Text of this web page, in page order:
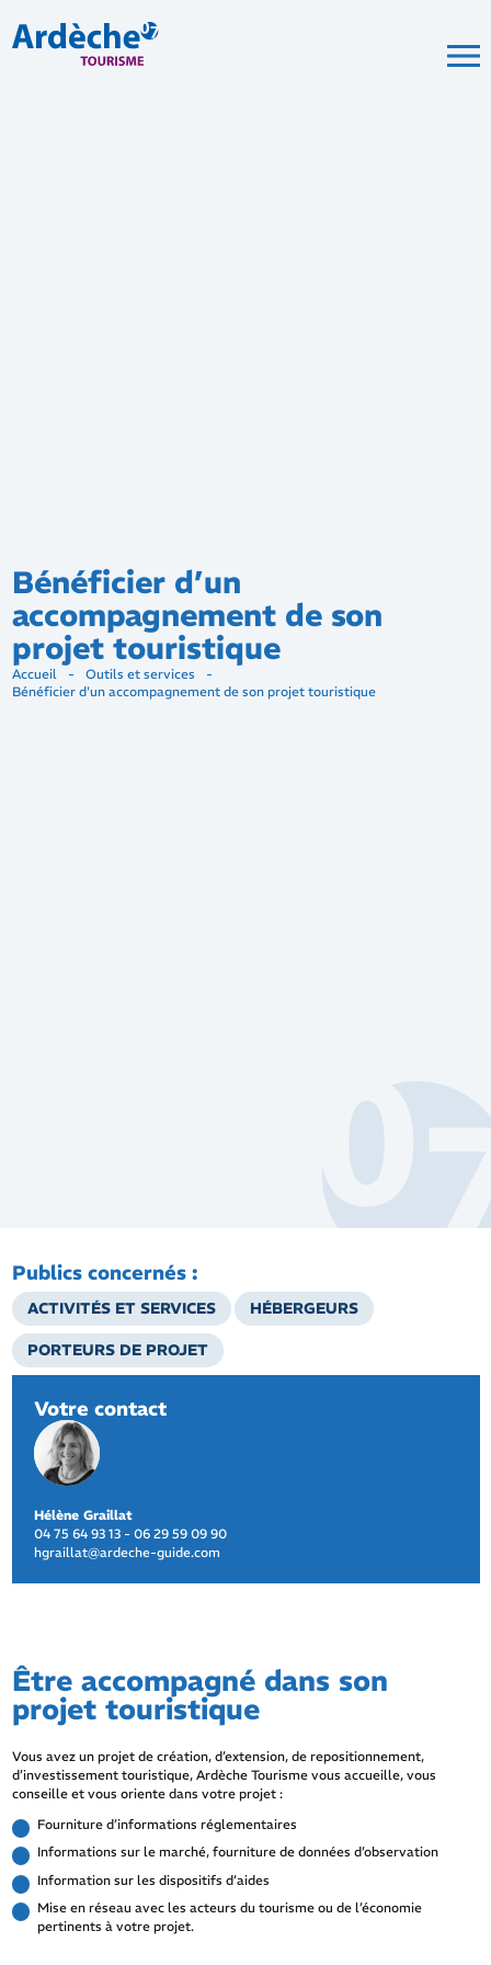
Bénéficier d’un
accompagnement de son
projet touristique
Accueil - Outils et services
-
Bénéficier d'un accompagnement de son projet touristique
Publics concernés :
ACTIVITÉS ET SERVICES HÉBERGEURS
PORTEURS DE PROJET
Votre contact
Hélène Graillat
04 75 64 93 13 - 06 29 59 09 90
hgraillat@ardeche-guide.com
Être accompagné dans son
projet touristique
Vous avez un projet de création, d’extension, de repositionnement,
d’investissement touristique, Ardèche Tourisme vous accueille, vous
conseille et vous oriente dans votre projet :
Fourniture d’informations réglementaires
Informations sur le marché, fourniture de données d’observation
Information sur les dispositifs d’aides
Mise en réseau avec les acteurs du tourisme ou de l’économie
pertinents à votre projet.